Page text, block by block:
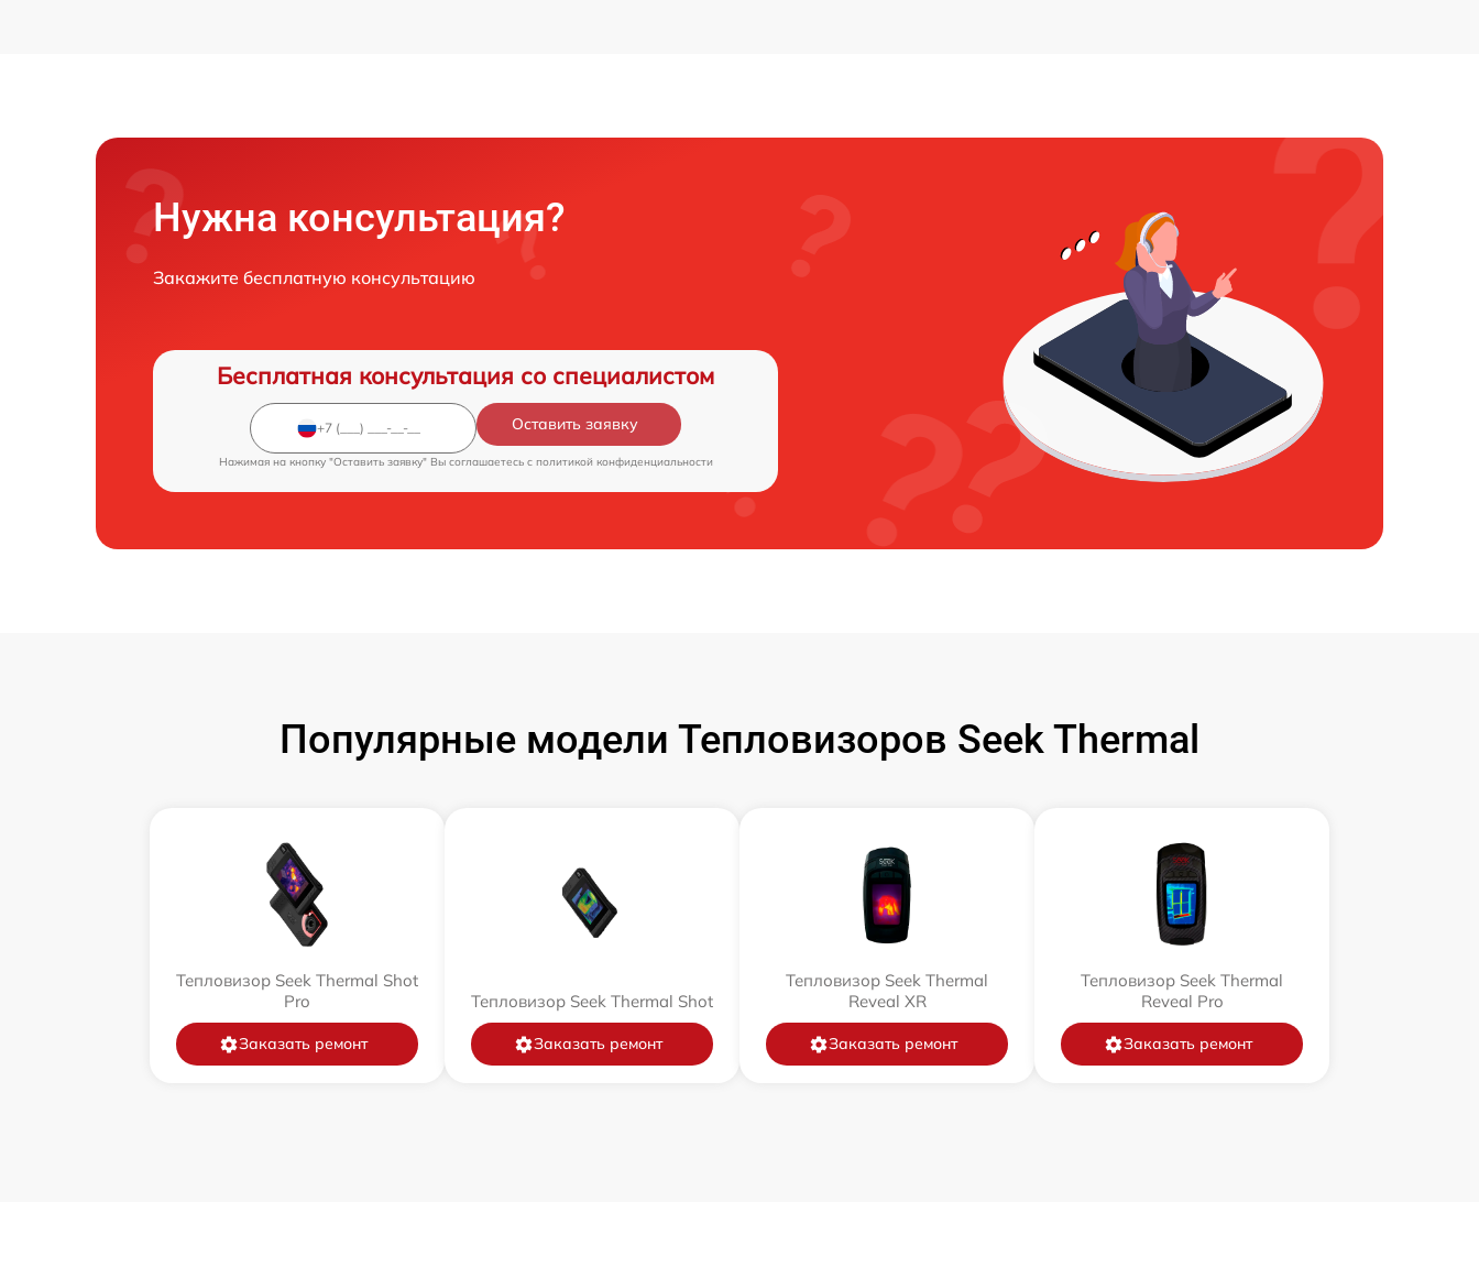
Нужна консультация?
Закажите бесплатную консультацию
Бесплатная консультация со специалистом
Оставить заявку
Нажимая на кнопку "Оставить заявку" Вы соглашаетесь c политикой конфиденциальности
Популярные модели Тепловизоров Seek Thermal
Тепловизор Seek Thermal Shot
Pro
Заказать ремонт
Тепловизор Seek Thermal Shot
Заказать ремонт
Тепловизор Seek Thermal
Reveal XR
Заказать ремонт
Тепловизор Seek Thermal
Reveal Pro
Заказать ремонт